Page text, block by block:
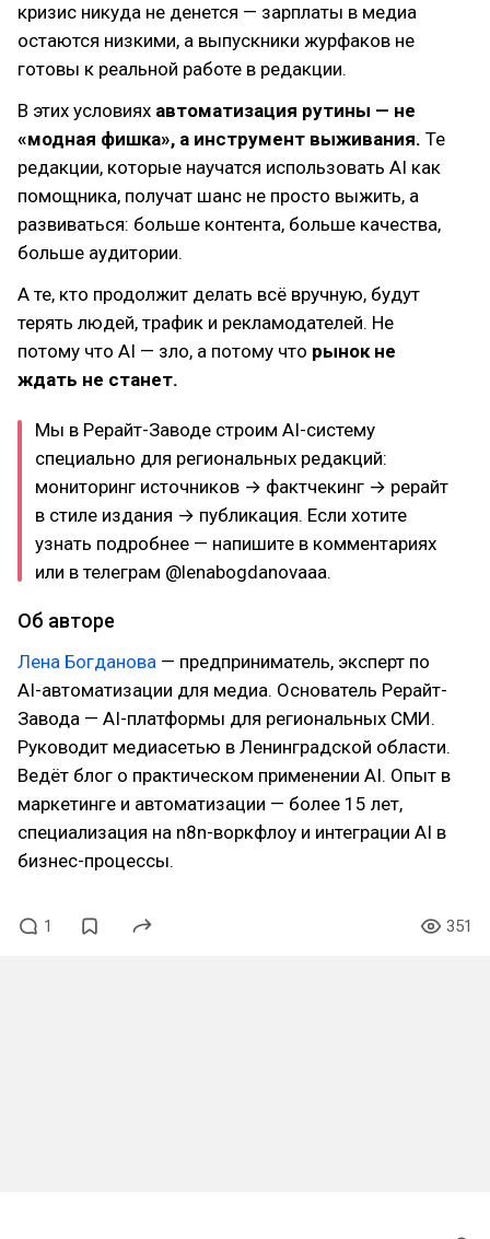
кризис никуда не денется — зарплаты в медиа
остаются низкими, а выпускники журфаков не
готовы к реальной работе в редакции.
В этих условиях автоматизация рутины — не
«модная фишка», а инструмент выживания. Те
редакции, которые научатся использовать AI как
помощника, получат шанс не просто выжить, а
развиваться: больше контента, больше качества,
больше аудитории.
А те, кто продолжит делать всё вручную, будут
терять людей, трафик и рекламодателей. Не
потому что AI — зло, а потому что рынок не
ждать не станет.
Мы в Рерайт-Заводе строим AI-систему
специально для региональных редакций:
мониторинг источников → фактчекинг → рерайт
в стиле издания → публикация. Если хотите
узнать подробнее — напишите в комментариях
или в телеграм @lenabogdanovaaa.
Об авторе
Лена Богданова — предприниматель, эксперт по
AI-автоматизации для медиа. Основатель Рерайт-
Завода — AI-платформы для региональных СМИ.
Руководит медиасетью в Ленинградской области.
Ведёт блог о практическом применении AI. Опыт в
маркетинге и автоматизации — более 15 лет,
специализация на n8n-воркфлоу и интеграции AI в
бизнес-процессы.
1 351